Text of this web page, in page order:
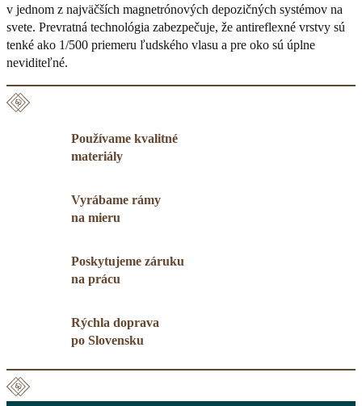
v jednom z najväčších magnetrónových depozičných systémov na
svete. Prevratná technológia zabezpečuje, že antireflexné vrstvy sú
tenké ako 1/500 priemeru ľudského vlasu a pre oko sú úplne
neviditeľné.
Používame kvalitné
materiály
Vyrábame rámy
na mieru
Poskytujeme záruku
na prácu
Rýchla doprava
po Slovensku